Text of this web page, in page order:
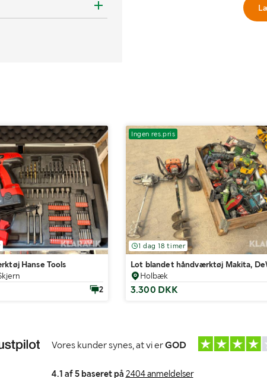
Hanse Tools
2
Ingen res.pris
1 dag 18 timer
Lot blandet håndværktøj Makita,
Holbæk
3.300 DKK
Vores kunder synes, at vi erGOD
4.1 af 5 baseret på 2404 anmeldelser